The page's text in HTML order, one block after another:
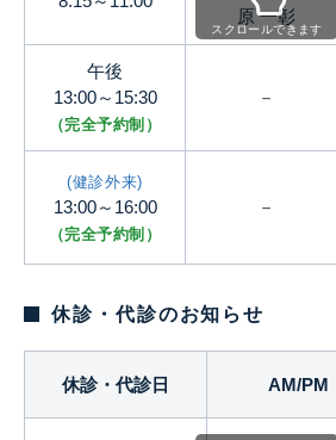
原 一彰
午後
13:00～15:30
（完全予約制）
－
(健診外来)
13:00～16:00
（完全予約制）
－
スクロールできます
休診・代診のお知らせ
休診・代診日 AM/PM